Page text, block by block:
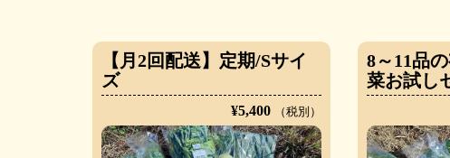
【月2回配送】定期/Sサイ
ズ
¥5,400 （税別）
8～11品
菜お試し